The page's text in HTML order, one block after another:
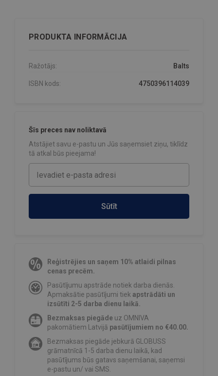
PRODUKTA INFORMĀCIJA
Ražotājs: Balts
ISBN kods: 4750396114039
Šīs preces nav noliktavā
Atstājiet savu e-pastu un Jūs saņemsiet ziņu, tiklīdz
tā atkal būs pieejama!
Sūtīt
Reģistrējies un saņem 10% atlaidi pilnas
cenas precēm.
Pasūtījumu apstrāde notiek darba dienās.
Apmaksātie pasūtījumi tiek apstrādāti un
izsūtīti 2-5 darba dienu laikā.
Bezmaksas piegāde uz OMNIVA
pakomātiem Latvijā pasūtījumiem no €40.00.
Bezmaksas piegāde jebkurā GLOBUSS
grāmatnīcā 1-5 darba dienu laikā, kad
pasūtījums būs gatavs saņemšanai, saņemsi
e-pastu un/ vai SMS.